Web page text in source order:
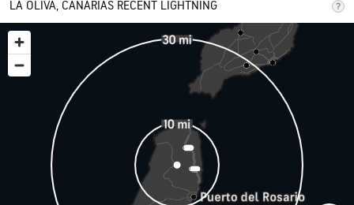
LA OLIVA, CANARIAS RECENT LIGHTNING